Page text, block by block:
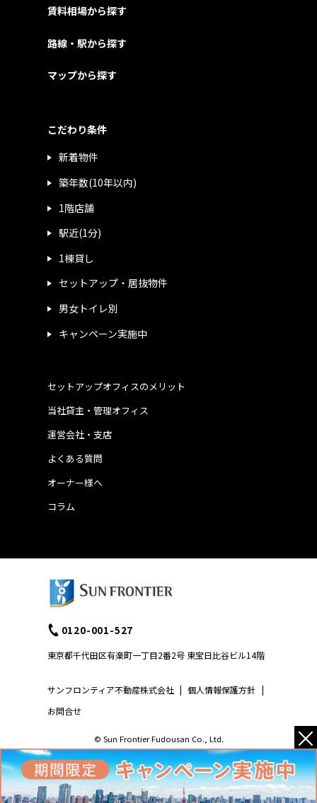
賃料相場から探す
路線・駅から探す
マップから探す
こだわり条件
新着物件
築年数(10年以内)
1階店舗
駅近(1分)
1棟貸し
セットアップ・居抜物件
男女トイレ別
キャンペーン実施中
運営会社・支店
よくある質問
当社貸主・管理オフィス
オーナー様へ
コラム
セットアップオフィスのメリット
サンフロンティア不動産株式会社 | 個人情報保護方針 |
お問合せ
0120-001-527
東京都千代田区有楽町一丁目2番2号 東宝日比谷ビル14階
© Sun Frontier Fudousan Co., Ltd. ×